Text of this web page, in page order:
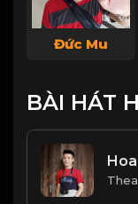
Đức Mu
BÀI HÁT